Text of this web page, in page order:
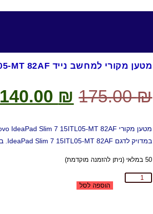
מטען מקורי למחשב נייד Lenovo IdeaPad Slim 7 15ITL05-MT 82AF
175.00₪
140.00 ₪
במדויק לדגם IdeaPad Slim 7 15ITL05-MT 82AF. ביצועים מעולים ובטיחות מרבית
50 במלאי (ניתן להזמנה מוקדמת)
הוספה לסל